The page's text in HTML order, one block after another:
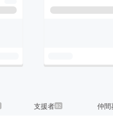
支援者82 仲間